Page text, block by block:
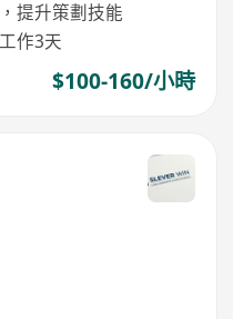
提升策劃技能
作3天
$100-160/小時